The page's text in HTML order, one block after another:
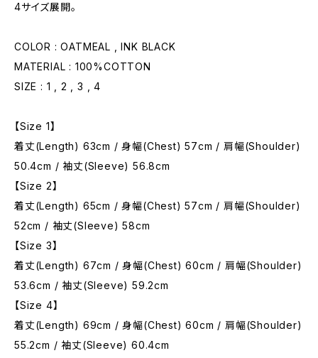
4サイズ展開。
COLOR : OATMEAL , INK BLACK
MATERIAL : 100%COTTON
SIZE : 1 , 2 , 3 , 4
【Size 1】
着丈(Length) 63cm / 身幅(Chest) 57cm / 肩幅(Shoulder)
50.4cm / 袖丈(Sleeve) 56.8cm
【Size 2】
着丈(Length) 65cm / 身幅(Chest) 57cm / 肩幅(Shoulder)
52cm / 袖丈(Sleeve) 58cm
【Size 3】
着丈(Length) 67cm / 身幅(Chest) 60cm / 肩幅(Shoulder)
53.6cm / 袖丈(Sleeve) 59.2cm
【Size 4】
着丈(Length) 69cm / 身幅(Chest) 60cm / 肩幅(Shoulder)
55.2cm / 袖丈(Sleeve) 60.4cm